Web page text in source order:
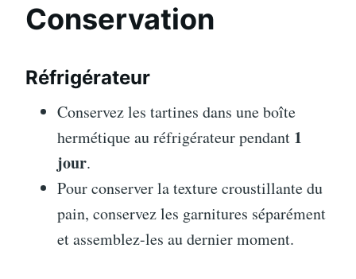
Conservation
Réfrigérateur
Conservez les tartines dans une boîte
hermétique au réfrigérateur pendant 1
jour.
Pour conserver la texture croustillante du
pain, conservez les garnitures séparément
et assemblez-les au dernier moment.